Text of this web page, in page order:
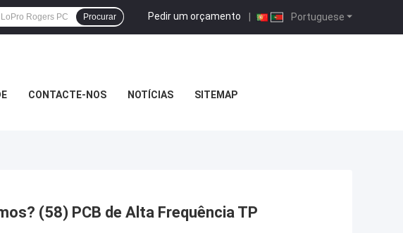
Portuguese
Pedir um orçamento |
Procurar
CONTACTE-NOS NOTÍCIAS SITEMAP
(58) PCB de Alta Frequência TP